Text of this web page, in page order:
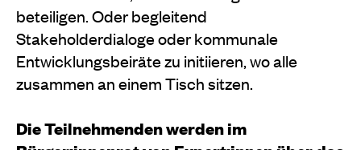
beteiligen. Oder begleitend
Stakeholderdialoge oder kommunale
Entwicklungsbeiräte zu initiieren, wo alle
zusammen an einem Tisch sitzen.
Die Teilnehmenden werden im